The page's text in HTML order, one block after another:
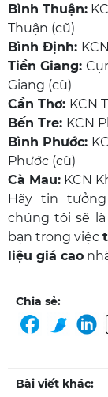
Bình Thuận:
Thuận (cũ)
Bình Định:
Tiền Giang:
Giang (cũ)
Cần Thơ: KCN
Bến Tre: KCN
Bình Phước:
Phước (cũ)
Cà Mau: KCN
Hãy tin tưởng
chúng tôi sẽ
bạn trong việc
liệu giá cao
Chia sẻ:
Bài viết khác: